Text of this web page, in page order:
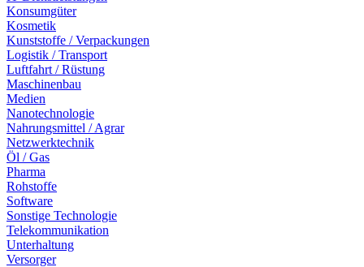
Konsumgüter
Kosmetik
Kunststoffe / Verpackungen
Logistik / Transport
Luftfahrt / Rüstung
Maschinenbau
Medien
Nanotechnologie
Nahrungsmittel / Agrar
Netzwerktechnik
Öl / Gas
Pharma
Rohstoffe
Software
Sonstige Technologie
Telekommunikation
Unterhaltung
Versorger